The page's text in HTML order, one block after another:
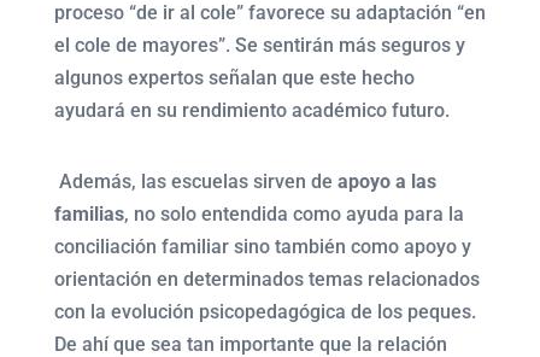
proceso “de ir al cole” favorece su adaptación “en
el cole de mayores”. Se sentirán más seguros y
algunos expertos señalan que este hecho
ayudará en su rendimiento académico futuro.
Además, las escuelas sirven de apoyo a las
familias, no solo entendida como ayuda para la
conciliación familiar sino también como apoyo y
orientación en determinados temas relacionados
con la evolución psicopedagógica de los peques.
De ahí que sea tan importante que la relación